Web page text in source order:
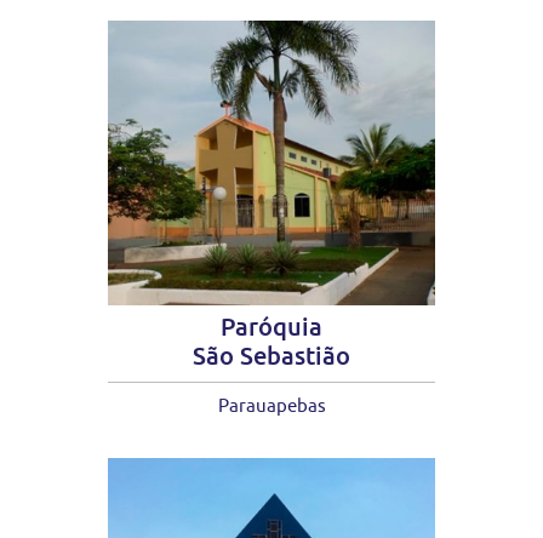
Paróquia
São Sebastião
Parauapebas